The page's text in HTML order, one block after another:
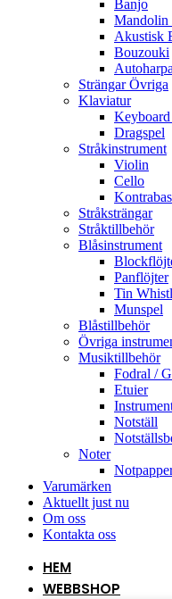
Banjo
Mandolin
Akustisk
Bouzouki
Autoharpa
Strängar Övriga
Klaviatur
Dragspel
Stråkinstrument
Violin
Cello
Kontrabas
Stråksträngar
Stråktillbehör
Blåsinstrument
Panflöjter
Tin
Munspel
Blåstillbehör
Övriga
Musiktillbehör
Fodral /
Etuier
Notställ
Noter
Varumärken
Aktuellt just nu
Om oss
Kontakta oss
HEM
WEBBSHOP